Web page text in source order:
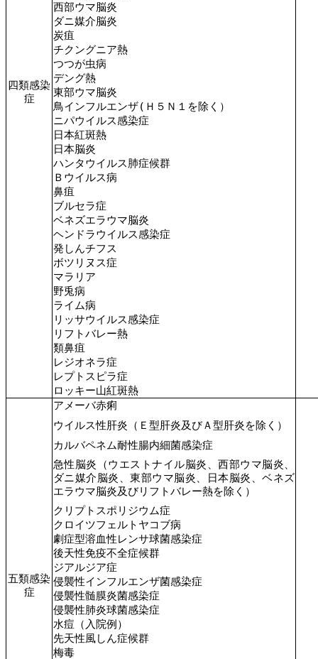
四類感染
症
西部ウマ脳炎
ダニ媒介脳炎
炭疽
チクングニア熱
つつが虫病
デング熱
東部ウマ脳炎
鳥インフルエンザ(Ｈ５Ｎ１を除く）
ニパウイルス感染症
日本紅斑熱
日本脳炎
ハンタウイルス肺症候群
Ｂウイルス病
鼻疽
ブルセラ症
ベネズエラウマ脳炎
ヘンドラウイルス感染症
発しんチフス
ボツリヌス症
マラリア
野兎病
ライム病
リッサウイルス感染症
リフトバレー熱
類鼻疽
レジオネラ症
レプトスピラ症
ロッキー山紅斑熱
五類感染
症
アメーバ赤痢
ウイルス性肝炎（Ｅ型肝炎及びＡ型肝炎を除く）
カルバペネム耐性腸内細菌感染症
急性脳炎（ウエストナイル脳炎、西部ウマ脳炎、
ダニ媒介脳炎、東部ウマ脳炎、日本脳炎、ベネズ
エラウマ脳炎及びリフトバレー熱を除く）
クリプトスポリジウム症
クロイツフェルトヤコブ病
劇症型溶血性レンサ球菌感染症
後天性免疫不全症候群
ジアルジア症
侵襲性インフルエンザ菌感染症
侵襲性髄膜炎菌感染症
侵襲性肺炎球菌感染症
水痘（入院例）
先天性風しん症候群
梅毒